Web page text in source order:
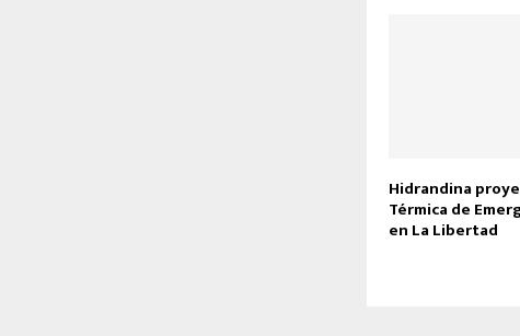
Hidrandina
Térmica de
en La Libertad